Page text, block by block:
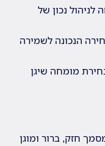
לניהול נכון של
הנכונה לשמירה
מומחה שיגן
חזק, ברור ומוגן